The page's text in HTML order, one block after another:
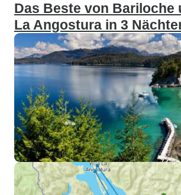
Das Beste von Bariloche
La Angostura in 3